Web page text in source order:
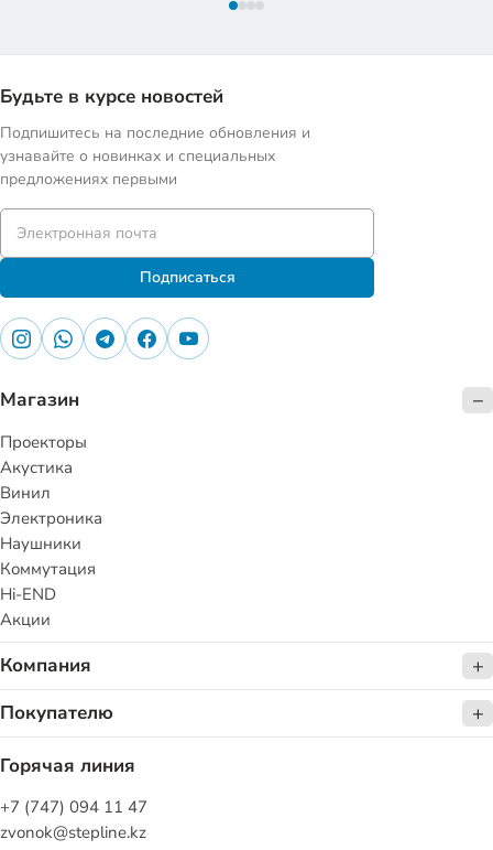
Будьте в курсе новостей
Подпишитесь на последние обновления и
узнавайте о новинках и специальных
предложениях первыми
Подписаться
Магазин
Проекторы
Акустика
Винил
Электроника
Наушники
Коммутация
Hi-END
Акции
Компания
Покупателю
Горячая линия
+7 (747) 094 11 47
zvonok@stepline.kz